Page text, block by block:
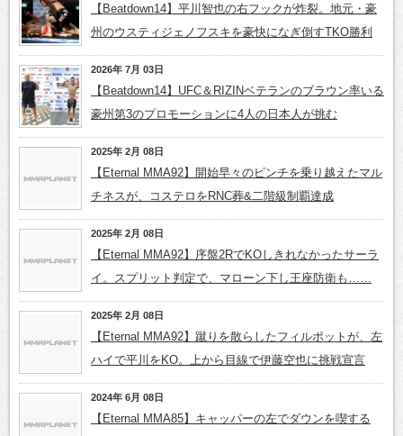
【Beatdown14】平川智也の右フックが炸裂。地元・豪
州のウスティジェノフスキを豪快になぎ倒すTKO勝利
2026年 7月 03日
【Beatdown14】UFC＆RIZINベテランのブラウン率いる
豪州第3のプロモーションに4人の日本人が挑む
2025年 2月 08日
【Eternal MMA92】開始早々のピンチを乗り越えたマル
チネスが、コステロをRNC葬&二階級制覇達成
2025年 2月 08日
【Eternal MMA92】序盤2RでKOしきれなかったサーラ
イ。スプリット判定で、マローン下し王座防衛も……
2025年 2月 08日
【Eternal MMA92】蹴りを散らしたフィルポットが、左
ハイで平川をKO。上から目線で伊藤空也に挑戦宣言
2024年 6月 08日
【Eternal MMA85】キャッパーの左でダウンを喫する